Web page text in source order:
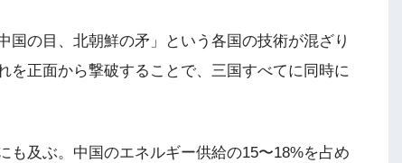
国の目、北朝鮮の矛」という各国の技術が混ざり
を正面から撃破することで、三国すべてに同時に
も及ぶ。中国のエネルギー供給の15〜18%を占め